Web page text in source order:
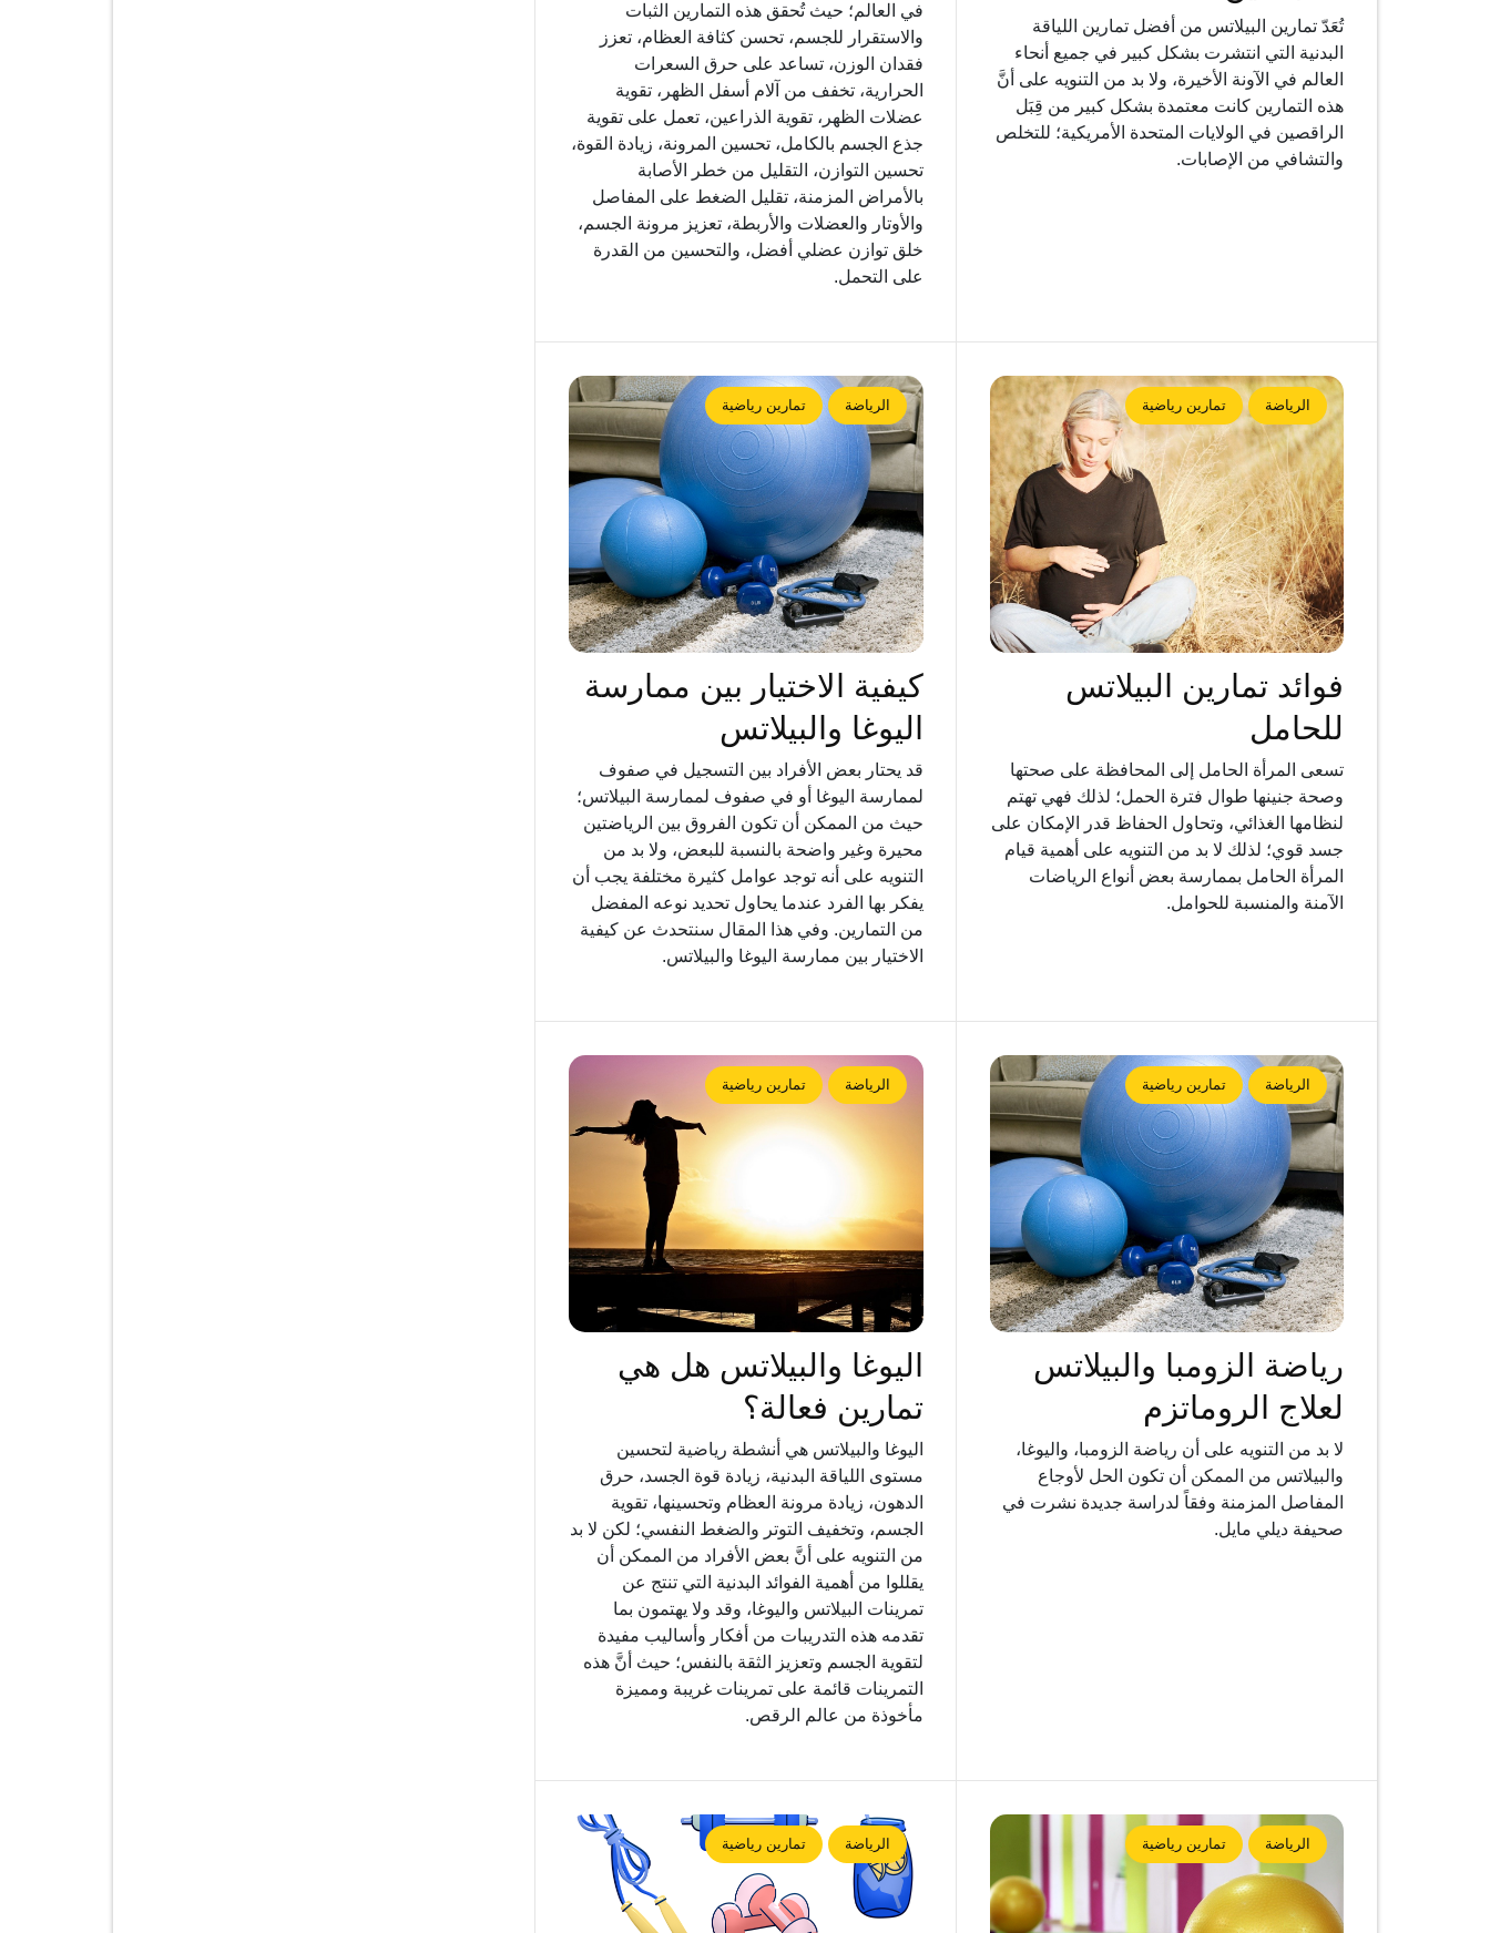
تُعَدّ تمارين البيلاتس من أفضل تمارين اللياقة
البدنية التي انتشرت بشكل كبير في جميع أنحاء
العالم في الآونة الأخيرة، ولا بد من التنويه على أنَّ
هذه التمارين كانت معتمدة بشكل كبير من قِبَل
الراقصين في الولايات المتحدة الأمريكية؛ للتخلص
والتشافي من الإصابات.
في العالم؛ حيث تُحقق هذه التمارين الثبات
والاستقرار للجسم، تحسن كثافة العظام، تعزز
فقدان الوزن، تساعد على حرق السعرات
الحرارية، تخفف من آلام أسفل الظهر، تقوية
عضلات الظهر، تقوية الذراعين، تعمل على تقوية
جذع الجسم بالكامل، تحسين المرونة، زيادة القوة،
تحسين التوازن، التقليل من خطر الأصابة
بالأمراض المزمنة، تقليل الضغط على المفاصل
والأوتار والعضلات والأربطة، تعزيز مرونة الجسم،
خلق توازن عضلي أفضل، والتحسين من القدرة
على التحمل.
الرياضة تمارين رياضية
فوائد تمارين البيلاتس
للحامل
تسعى المرأة الحامل إلى المحافظة على صحتها
وصحة جنينها طوال فترة الحمل؛ لذلك فهي تهتم
لنظامها الغذائي، وتحاول الحفاظ قدر الإمكان على
جسد قوي؛ لذلك لا بد من التنويه على أهمية قيام
المرأة الحامل بممارسة بعض أنواع الرياضات
الآمنة والمنسبة للحوامل.
الرياضة تمارين رياضية
كيفية الاختيار بين ممارسة
اليوغا والبيلاتس
قد يحتار بعض الأفراد بين التسجيل في صفوف
لممارسة اليوغا أو في صفوف لممارسة البيلاتس؛
حيث من الممكن أن تكون الفروق بين الرياضتين
محيرة وغير واضحة بالنسبة للبعض، ولا بد من
التنويه على أنه توجد عوامل كثيرة مختلفة يجب أن
يفكر بها الفرد عندما يحاول تحديد نوعه المفضل
من التمارين. وفي هذا المقال سنتحدث عن كيفية
الاختيار بين ممارسة اليوغا والبيلاتس.
الرياضة تمارين رياضية
رياضة الزومبا والبيلاتس
لعلاج الروماتزم
لا بد من التنويه على أن رياضة الزومبا، واليوغا،
والبيلاتس من الممكن أن تكون الحل لأوجاع
المفاصل المزمنة وفقاً لدراسة جديدة نشرت في
صحيفة ديلي مايل.
الرياضة تمارين رياضية
اليوغا والبيلاتس هل هي
تمارين فعالة؟
اليوغا والبيلاتس هي أنشطة رياضية لتحسين
مستوى اللياقة البدنية، زيادة قوة الجسد، حرق
الدهون، زيادة مرونة العظام وتحسينها، تقوية
الجسم، وتخفيف التوتر والضغط النفسي؛ لكن لا بد
من التنويه على أنَّ بعض الأفراد من الممكن أن
يقللوا من أهمية الفوائد البدنية التي تنتج عن
تمرينات البيلاتس واليوغا، وقد ولا يهتمون بما
تقدمه هذه التدريبات من أفكار وأساليب مفيدة
لتقوية الجسم وتعزيز الثقة بالنفس؛ حيث أنَّ هذه
التمرينات قائمة على تمرينات غريبة ومميزة
مأخوذة من عالم الرقص.
الرياضة تمارين رياضية الرياضة تمارين رياضية